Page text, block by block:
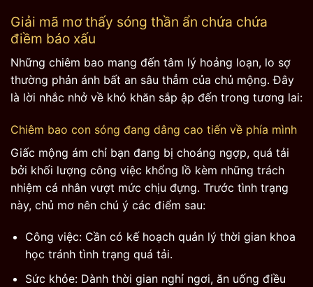
Giải mã mơ thấy sóng thần ẩn chứa chứa
điềm báo xấu
Những chiêm bao mang đến tâm lý hoảng loạn, lo sợ
thường phản ánh bất an sâu thẳm của chủ mộng. Đây
là lời nhắc nhở về khó khăn sắp ập đến trong tương lai:
Chiêm bao con sóng đang dâng cao tiến về phía mình
Giấc mộng ám chỉ bạn đang bị choáng ngợp, quá tải
bởi khối lượng công việc khổng lồ kèm những trách
nhiệm cá nhân vượt mức chịu đựng. Trước tình trạng
này, chủ mơ nên chú ý các điểm sau:
Công việc: Cần có kế hoạch quản lý thời gian khoa
học tránh tình trạng quá tải.
Sức khỏe: Dành thời gian nghỉ ngơi, ăn uống điều